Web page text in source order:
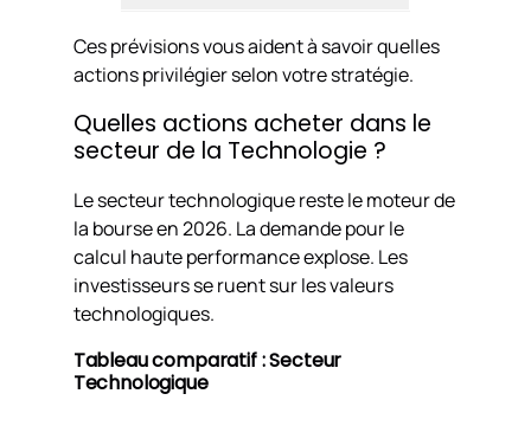
Ces prévisions vous aident à savoir quelles
actions privilégier selon votre stratégie.
Quelles actions acheter dans le
secteur de la Technologie ?
Le secteur technologique reste le moteur de
la bourse en 2026. La demande pour le
calcul haute performance explose. Les
investisseurs se ruent sur les valeurs
technologiques.
Tableau comparatif : Secteur
Technologique